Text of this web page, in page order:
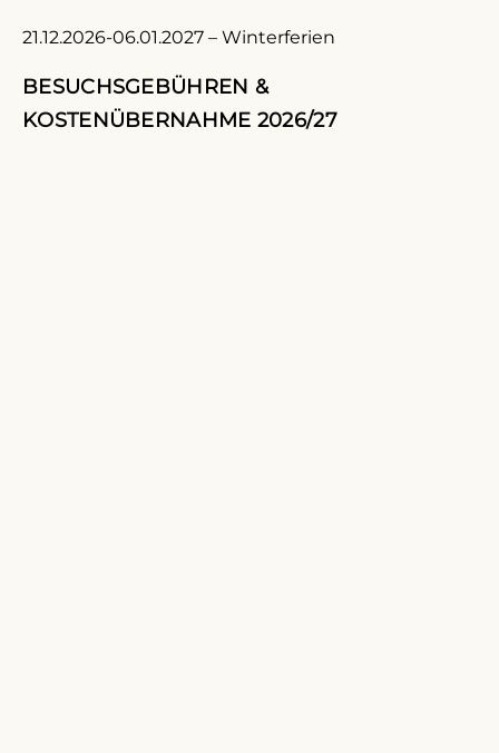
21.12.2026-06.01.2027 – Winterferien
BESUCHSGEBÜHREN &
KOSTENÜBERNAHME 2026/27